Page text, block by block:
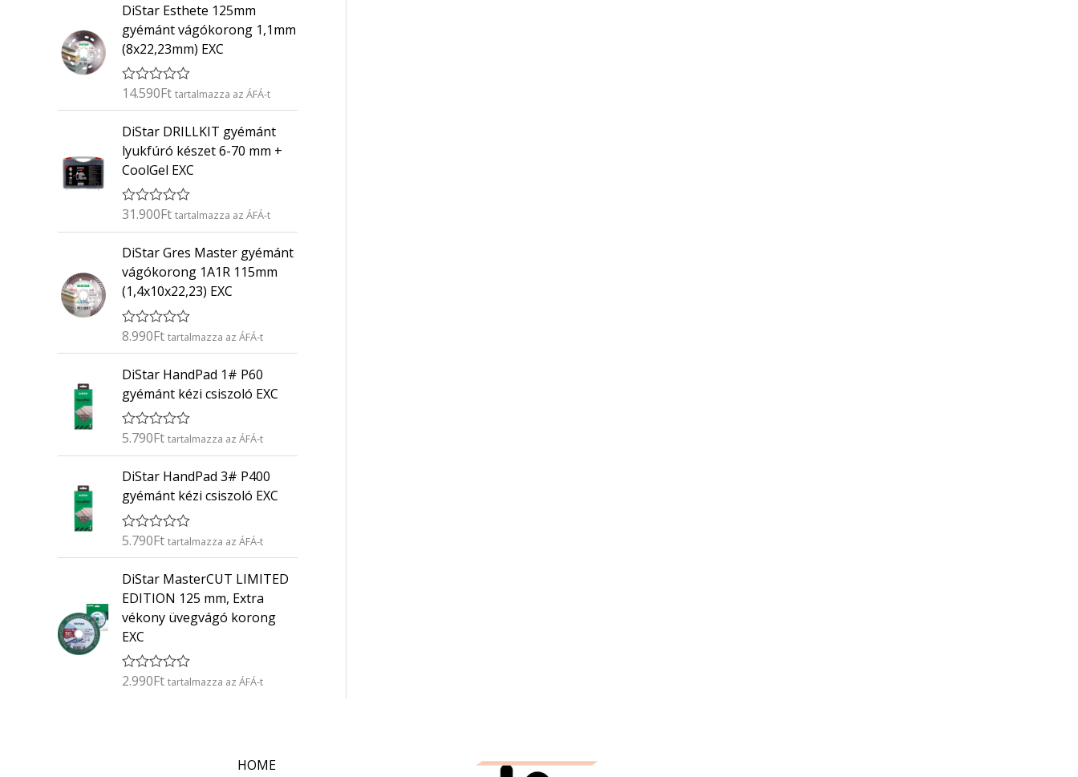
DiStar Esthete 125mm
gyémánt vágókorong 1,1mm
(8x22,23mm) EXC
É
é
k
e
l
s
:
0
/
5
14.590Ft tartalmazza az ÁFÁ-t
DiStar DRILLKIT gyémánt
lyukfúró készet 6-70 mm +
CoolGel EXC
É
é
e
l
s
:
0
/
5
31.900Ft tartalmazza az ÁFÁ-t
DiStar Gres Master gyémánt
vágókorong 1A1R 115mm
(1,4x10x22,23) EXC
É
é
e
é
s
/
8.990Ft tartalmazza az ÁFÁ-t
DiStar HandPad 1# P60
gyémánt kézi csiszoló EXC
É
é
e
é
s
/
5
5.790Ft tartalmazza az ÁFÁ-t
DiStar HandPad 3# P400
gyémánt kézi csiszoló EXC
É
é
k
e
l
é
s
0
/
5.790Ft tartalmazza az ÁFÁ-t
DiStar MasterCUT LIMITED
EDITION 125 mm, Extra
vékony üvegvágó korong
EXC
É
2.990Ft tartalmazza az ÁFÁ-t
HOME